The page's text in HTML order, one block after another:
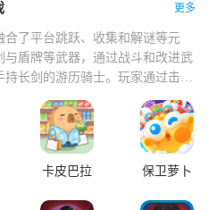
更多
了平台跳跃、收集和解谜等元
盾牌等武器，通过战斗和改进武
长剑的游历骑士。玩家通过击败
度不断延伸，最长可贯穿整屏场
判定，带来高爽感的战斗体验。
卡皮巴拉
保卫萝卜